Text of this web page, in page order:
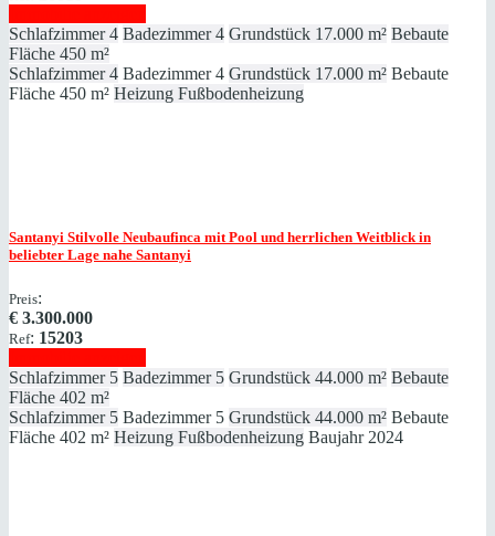
Schlafzimmer 4 Badezimmer 4 Grundstück 17.000 m² Bebaute
Fläche 450 m²
Schlafzimmer 4 Badezimmer 4 Grundstück 17.000 m² Bebaute
Fläche 450 m² Heizung Fußbodenheizung
Santanyi Stilvolle Neubaufinca mit Pool und herrlichen Weitblick in
beliebter Lage nahe Santanyi
Preis:
€ 3.300.000
Ref: 15203
Schlafzimmer 5 Badezimmer 5 Grundstück 44.000 m² Bebaute
Fläche 402 m²
Schlafzimmer 5 Badezimmer 5 Grundstück 44.000 m² Bebaute
Fläche 402 m² Heizung Fußbodenheizung Baujahr 2024